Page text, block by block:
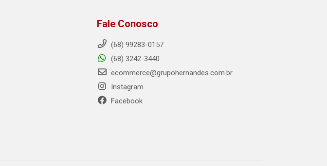
Fale Conosco
(68) 99283-0157
(68) 3242-3440
ecommerce@grupohernandes.com.br
Instagram
Facebook